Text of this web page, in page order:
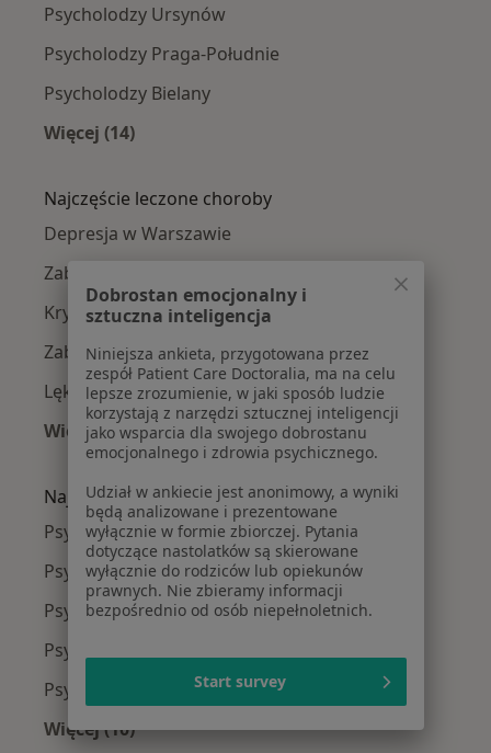
Psycholodzy Ursynów
Psycholodzy Praga-Południe
Psycholodzy Bielany
Więcej (14)
Najczęście leczone choroby
Depresja w Warszawie
Zaburzenia lękowe w Warszawie
Kryzys emocjonalny w Warszawie
Zaburzenia nastroju w Warszawie
Lęki w Warszawie
Więcej (15)
Więcej w kategorii: Najczęście leczone
Najpopularniejsze ubezpieczenia
Psycholodzy z Medicover w Warszawie
Psycholodzy z Allianz w Warszawie
Psycholodzy z INTER Polska w Warszawie
Psycholodzy z Signal Iduna w Warszawie
Psycholodzy z Compensa w Warszawie
Więcej (10)
Dobrostan emocjonalny i
sztuczna inteligencja
Niniejsza ankieta, przygotowana przez
zespół Patient Care Doctoralia, ma na celu
lepsze zrozumienie, w jaki sposób ludzie
korzystają z narzędzi sztucznej inteligencji
jako wsparcia dla swojego dobrostanu
emocjonalnego i zdrowia psychicznego.
Udział w ankiecie jest anonimowy, a wyniki
będą analizowane i prezentowane
wyłącznie w formie zbiorczej. Pytania
dotyczące nastolatków są skierowane
wyłącznie do rodziców lub opiekunów
prawnych. Nie zbieramy informacji
bezpośrednio od osób niepełnoletnich.
Start survey